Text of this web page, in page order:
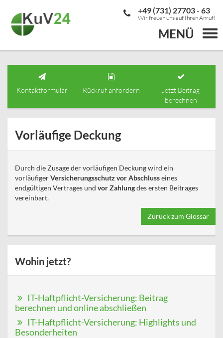
MENÜ
+49 (731) 27703 - 63
Wir freuen uns auf Ihren Anruf!
Kontaktformular Rückruf anfordern
Jetzt Beitrag
berechnen
Vorläufige Deckung
Durch die Zusage der vorläufigen Deckung wird ein
vorläufigerVersicherungsschutz vor Abschlusseines
endgültigen Vertrages und vor Zahlungdes ersten Beitrages
vereinbart.
Zurück zum Glossar
Wohin jetzt?
IT-Haftpflicht-Versicherung: Beitrag
berechnen und online abschließen
IT-Haftpflicht-Versicherung: Highlights und
Besonderheiten